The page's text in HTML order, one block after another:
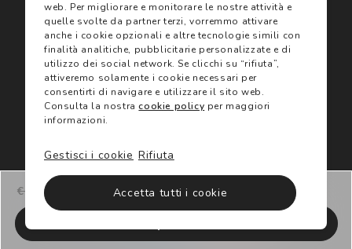
Assicurazioni
Servizi
Trova negozio
Gift Card
€ 282,00 € 141,00 -50%
Termini e condizioni
Termini di vendita
Avvertenze e informazioni di sicurezza sui prodotti
Informativa sulla Privacy
Utilizzo dei cookie
web. Per migliorare e monitorare le nostre attività e
quelle svolte da partner terzi, vorremmo attivare
anche i cookie opzionali e altre tecnologie simili con
finalità analitiche, pubblicitarie personalizzate e di
utilizzo dei social network. Se clicchi su “rifiuta”,
attiveremo solamente i cookie necessari per
consentirti di navigare e utilizzare il sito web.
Consulta la nostracookie policy per maggiori
informazioni.
Accetta tutti i cookie
Rifiuta
Gestisci i cookie